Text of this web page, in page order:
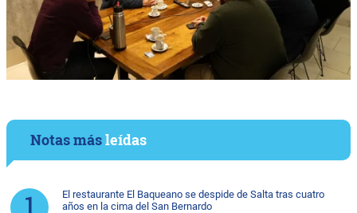
Notas másleídas
El restaurante El Baqueano se despide de Salta tras cuatro
años en la cima del San Bernardo